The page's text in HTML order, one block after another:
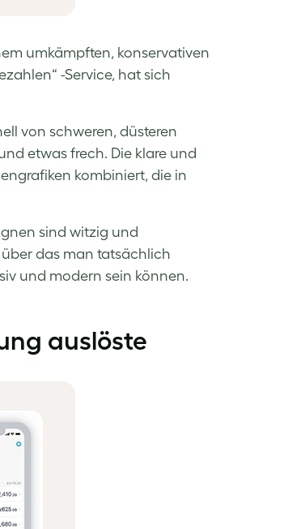
umkämpften, konservativen
-Service, hat sich
von schweren, düsteren
etwas frech. Die klare und
kombiniert, die in
sind witzig und
das man tatsächlich
und modern sein können.
auslöste